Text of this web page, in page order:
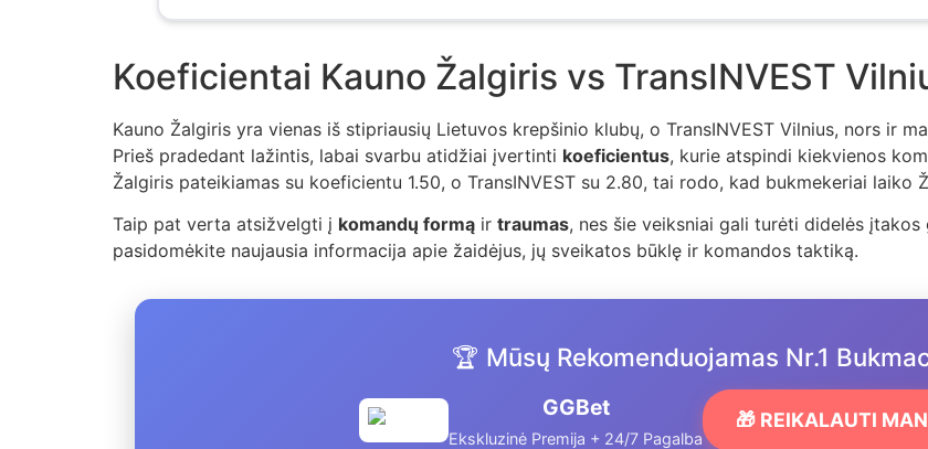
Koeficientai Kauno Žalgiris vs TransINVEST
Kauno Žalgiris yra vienas iš stipriausių Lietuvos krepšinio klubų, o TransINVEST Vilnius, nors ir
Prieš pradedant lažintis, labai svarbu atidžiai įvertinti koeficientus, kurie atspindi kiekvienos
Žalgiris pateikiamas su koeficientu 1.50, o TransINVEST su 2.80, tai rodo, kad bukmekeriai laiko
Taip pat verta atsižvelgti į komandų formą ir traumas, nes šie veiksniai gali turėti didelės
pasidomėkite naujausia informacija apie žaidėjus, jų sveikatos būklę ir komandos taktiką.
🏆 Mūsų Rekomenduojamas Nr.1
GGBet
Ekskluzinė Premija + 24/7 Pagalba
🎁 REIKALAUTI